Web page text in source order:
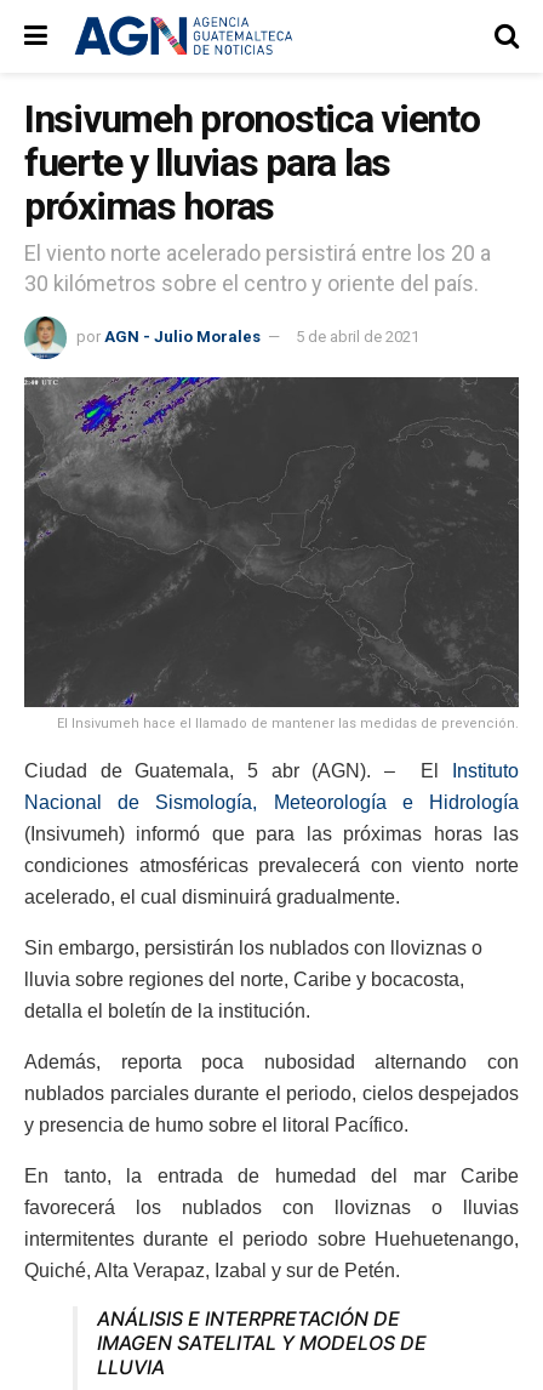
Insivumeh pronostica viento
fuerte y lluvias para las
próximas horas
El viento norte acelerado persistirá entre los 20 a
30 kilómetros sobre el centro y oriente del país.
por AGN - Julio Morales 5 de abril de 2021
El Insivumeh hace el llamado de mantener las medidas de prevención.
Ciudad de Guatemala, 5 abr (AGN). – El
Instituto
Nacional de Sismología, Meteorología e Hidrología
(Insivumeh) informó que para las próximas horas las
condiciones atmosféricas prevalecerá con viento norte
acelerado, el cual disminuirá gradualmente.
Sin embargo, persistirán los nublados con lloviznas o
lluvia sobre regiones del norte, Caribe y bocacosta,
detalla el boletín de la institución.
Además, reporta poca nubosidad alternando con
nublados parciales durante el periodo, cielos despejados
y presencia de humo sobre el litoral Pacífico.
En tanto, la entrada de humedad del mar Caribe
favorecerá los nublados con lloviznas o lluvias
intermitentes durante el periodo sobre Huehuetenango,
Quiché, Alta Verapaz, Izabal y sur de Petén.
ANÁLISIS E INTERPRETACIÓN DE
IMAGEN SATELITAL Y MODELOS DE
LLUVIA